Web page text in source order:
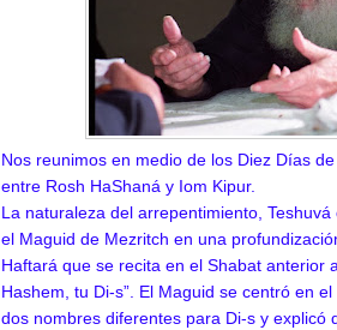
Nos reunimos en medio de los Diez Días
entre Rosh HaShaná y Iom Kipur.
La naturaleza del arrepentimiento,
el Maguid de Mezritch en una
Haftará que se recita en el Shabat anterior
Hashem, tu Di-s”. El Maguid se centró en
dos nombres diferentes para Di-s y explicó